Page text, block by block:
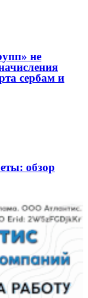
не
сербам и
обзор